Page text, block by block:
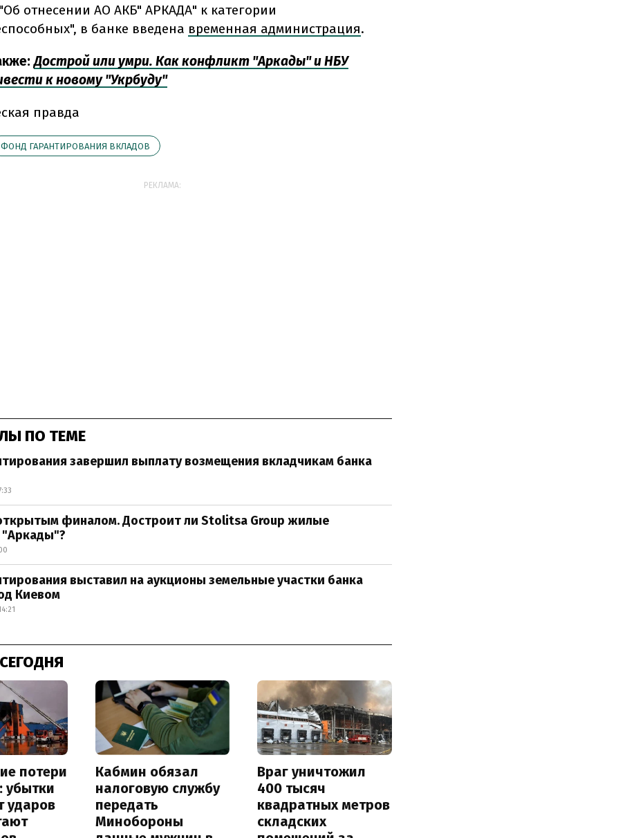
отнесении АО АКБ" АРКАДА" к категории
в банке введена временная администрация.
Дострой или умри. Как конфликт "Аркады" и НБУ
к новому "Укрбуду"
правда
ФОНД ГАРАНТИРОВАНИЯ ВКЛАДОВ
РЕКЛАМА:
ПО ТЕМЕ
завершил выплату возмещения вкладчикам банка
финалом. Достроит ли Stolitsa Group жилые
выставил на аукционы земельные участки банка
Киевом
потери
убытки
ударов
Кабмин обязал
налоговую службу
передать
Минобороны
Враг уничтожил
400 тысяч
квадратных метров
складских